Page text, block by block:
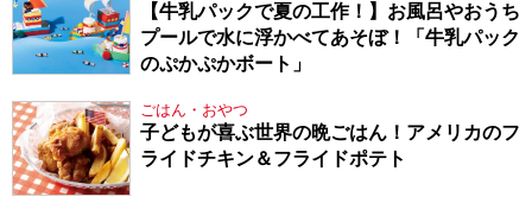
【牛乳パックで夏の工作！】お風呂やおうち
プールで水に浮かべてあそぼ！「牛乳パック
のぷかぷかボート」
ごはん・おやつ
子どもが喜ぶ世界の晩ごはん！アメリカのフ
ライドチキン＆フライドポテト